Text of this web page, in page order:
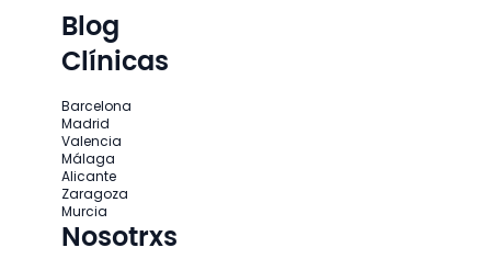
Blog
Clínicas
Barcelona
Madrid
Valencia
Málaga
Alicante
Zaragoza
Murcia
Nosotrxs